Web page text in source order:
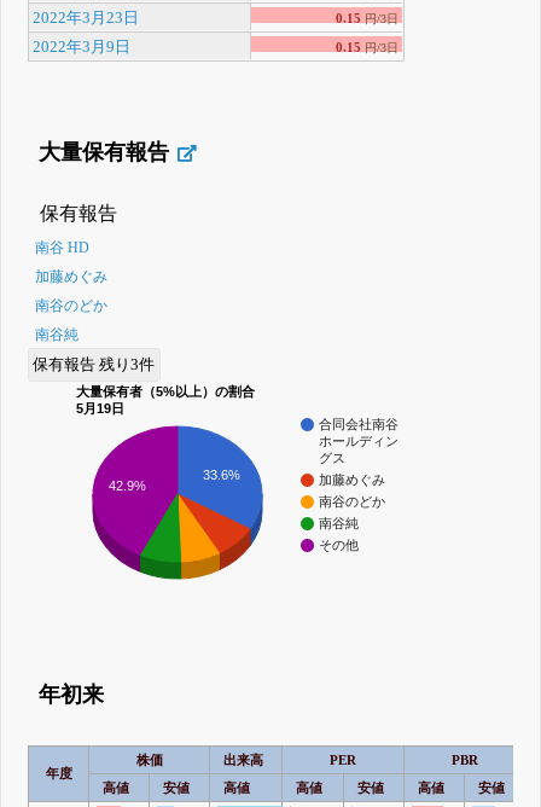
2022年3月23日 0.15 円/3日
2022年3月9日 0.15 円/3日
大量保有報告
保有報告
南谷 HD
加藤めぐみ
南谷のどか
南谷純
保有報告 残り3件
大量保有者（5%以上）の割合
5月19日
合同会社南谷
ホールディン
グス
加藤めぐみ
南谷のどか
南谷純
その他
33.6%
42.9%
年初来
年度
株価 出来高 PER
PBR
高値
安値 高値 高値 安値 高値 安値